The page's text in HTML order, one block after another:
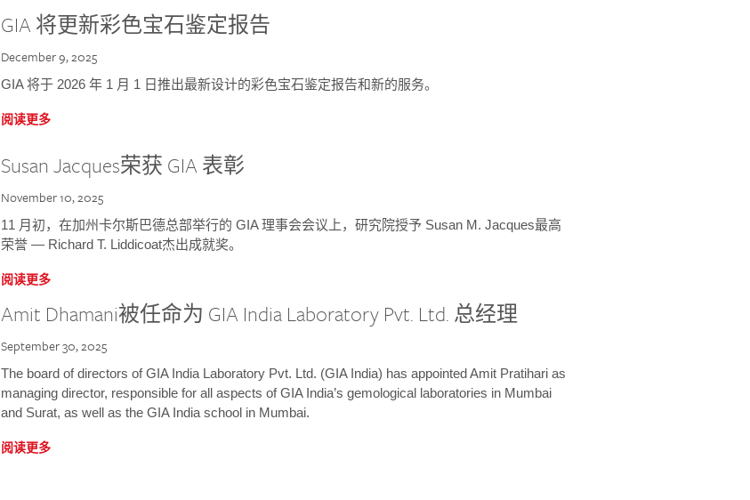
GIA 将更新彩色宝石鉴定报告
December 9, 2025
GIA 将于 2026 年 1 月 1 日推出最新设计的彩色宝石鉴定报告和新的服务。
阅读更多
Susan Jacques荣获 GIA 表彰
November 10, 2025
11 月初，在加州卡尔斯巴德总部举行的 GIA 理事会会议上，研究院授予 Susan M. Jacques最高
荣誉 — Richard T. Liddicoat杰出成就奖。
阅读更多
Amit Dhamani被任命为 GIA India Laboratory Pvt. Ltd. 总经理
September 30, 2025
The board of directors of GIA India Laboratory Pvt. Ltd. (GIA India) has appointed Amit Pratihari as
managing director, responsible for all aspects of GIA India’s gemological laboratories in Mumbai
and Surat, as well as the GIA India school in Mumbai.
阅读更多